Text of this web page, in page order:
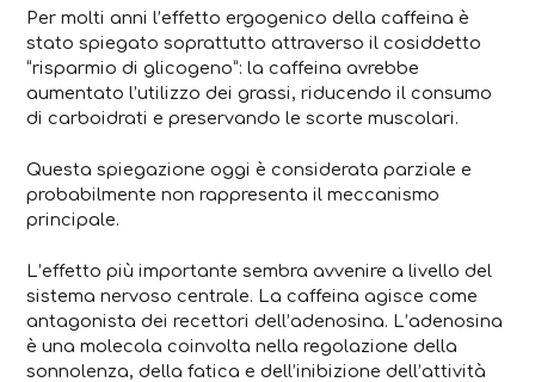
Per molti anni l’effetto ergogenico della caffeina è
stato spiegato soprattutto attraverso il cosiddetto
“risparmio di glicogeno”: la caffeina avrebbe
aumentato l’utilizzo dei grassi, riducendo il consumo
di carboidrati e preservando le scorte muscolari.
Questa spiegazione oggi è considerata parziale e
probabilmente non rappresenta il meccanismo
principale.
L’effetto più importante sembra avvenire a livello del
sistema nervoso centrale. La caffeina agisce come
antagonista dei recettori dell’adenosina. L’adenosina
è una molecola coinvolta nella regolazione della
sonnolenza, della fatica e dell’inibizione dell’attività